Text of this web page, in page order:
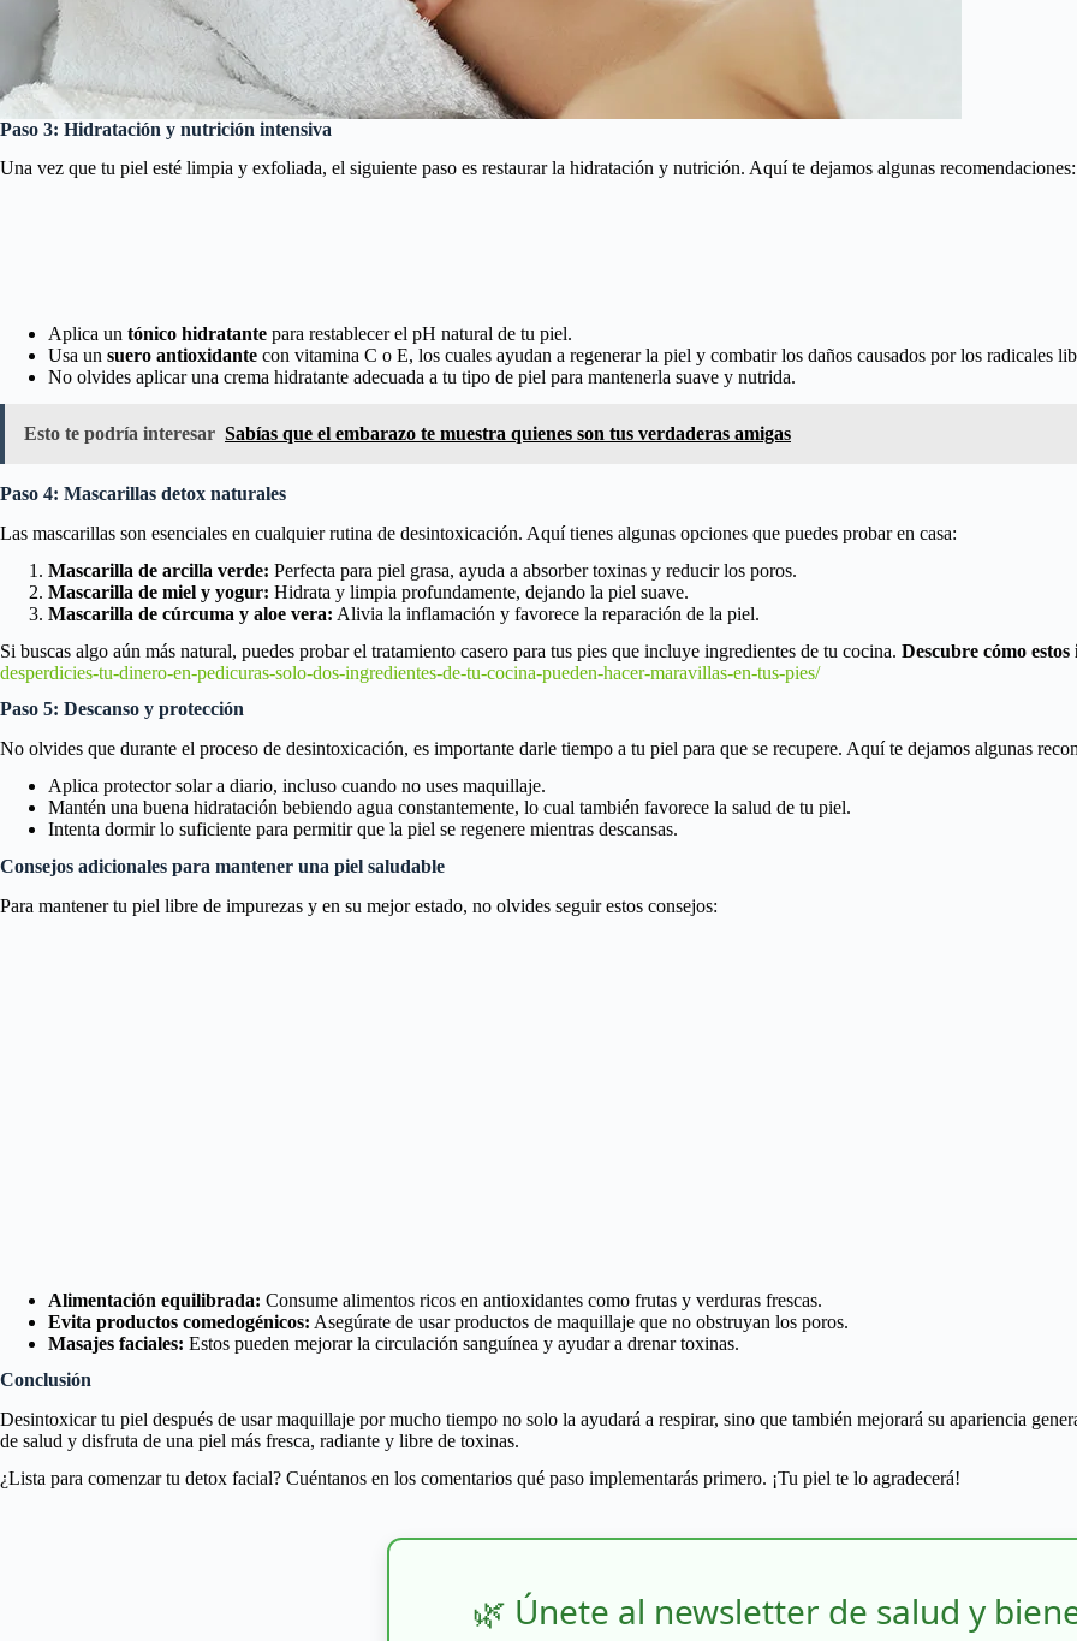
Paso 3: Hidratación y nutrición intensiva
Una vez que tu piel esté limpia y exfoliada, el siguiente paso es restaurar la hidratación y nutrición. Aquí te dejamos algunas recomendaciones:
Aplica un tónico hidratante para restablecer el pH natural de tu piel.
Usa un suero antioxidante con vitamina C o E, los cuales ayudan a regenerar la piel y combatir los daños causados por los radicales
No olvides aplicar una crema hidratante adecuada a tu tipo de piel para mantenerla suave y nutrida.
Esto te podría interesar Sabías que el embarazo te muestra quienes son tus verdaderas amigas
Paso 4: Mascarillas detox naturales
Las mascarillas son esenciales en cualquier rutina de desintoxicación. Aquí tienes algunas opciones que puedes probar en casa:
Mascarilla de arcilla verde: Perfecta para piel grasa, ayuda a absorber toxinas y reducir los poros.
Mascarilla de miel y yogur: Hidrata y limpia profundamente, dejando la piel suave.
Mascarilla de cúrcuma y aloe vera: Alivia la inflamación y favorece la reparación de la piel.
Si buscas algo aún más natural, puedes probar el tratamiento casero para tus pies que incluye ingredientes de tu cocina. Descubre cómo
desperdicies-tu-dinero-en-pedicuras-solo-dos-ingredientes-de-tu-cocina-pueden-hacer-maravillas-en-tus-pies/
Paso 5: Descanso y protección
No olvides que durante el proceso de desintoxicación, es importante darle tiempo a tu piel para que se recupere. Aquí te dejamos algunas
Aplica protector solar a diario, incluso cuando no uses maquillaje.
Mantén una buena hidratación bebiendo agua constantemente, lo cual también favorece la salud de tu piel.
Intenta dormir lo suficiente para permitir que la piel se regenere mientras descansas.
Consejos adicionales para mantener una piel saludable
Para mantener tu piel libre de impurezas y en su mejor estado, no olvides seguir estos consejos:
Alimentación equilibrada: Consume alimentos ricos en antioxidantes como frutas y verduras frescas.
Evita productos comedogénicos: Asegúrate de usar productos de maquillaje que no obstruyan los poros.
Masajes faciales: Estos pueden mejorar la circulación sanguínea y ayudar a drenar toxinas.
Conclusión
Desintoxicar tu piel después de usar maquillaje por mucho tiempo no solo la ayudará a respirar, sino que también mejorará su apariencia
de salud y disfruta de una piel más fresca, radiante y libre de toxinas.
¿Lista para comenzar tu detox facial? Cuéntanos en los comentarios qué paso implementarás primero. ¡Tu piel te lo agradecerá!
🌿 Únete al newsletter de salud y